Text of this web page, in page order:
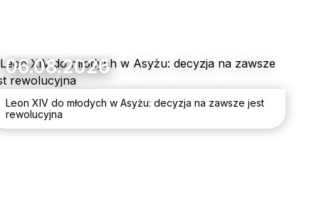
06.08.2026
Leon XIV do młodych w Asyżu: decyzja na zawsze jest
rewolucyjna